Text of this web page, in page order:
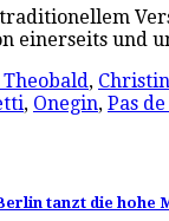
einerseits
,
, Onegin, Pas
tanzt die hohe